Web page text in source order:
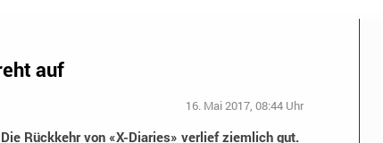
auf
16. Mai 2017, 08:44 Uhr
Rückkehr von «X-Diaries» verlief ziemlich gut.